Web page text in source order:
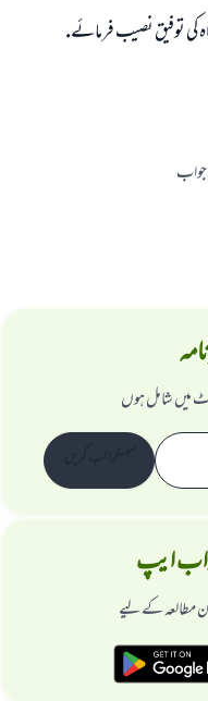
كى توفيق نصيب فرمائے.
جواب
میں شامل ہوں
ایپ
مطالعہ کے لیے